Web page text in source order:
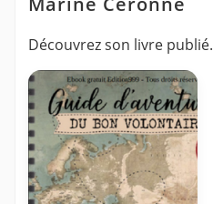
Découvrez son livre publié.